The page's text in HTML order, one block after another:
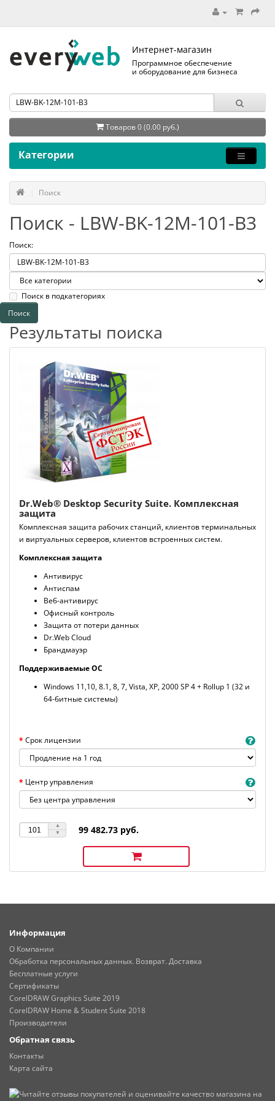
Интернет-магазин
Программное обеспечение
и оборудование для бизнеса
Товаров 0 (0.00 руб.)
Категории
Поиск
Поиск - LBW-BK-12M-101-B3
Поиск:
Поиск в подкатегориях
Результаты поиска
Dr.Web® Desktop Security Suite. Комплексная
защита
Комплексная защита рабочих станций, клиентов терминальных
и виртуальных серверов, клиентов встроенных систем.
Комплексная защита
Антивирус
Антиспам
Веб-антивирус
Офисный контроль
Защита от потери данных
Dr.Web Cloud
Брандмауэр
Поддерживаемые ОС
Windows 11,10, 8.1, 8, 7, Vista, XP, 2000 SP 4 + Rollup 1 (32 и
64-битные системы)
Срок лицензии
Центр управления
99 482.73 руб.
Информация
О Компании
Обработка персональных данных. Возврат. Доставка
Бесплатные услуги
Сертификаты
CorelDRAW Graphics Suite 2019
CorelDRAW Home & Student Suite 2018
Производители
Обратная связь
Контакты
Карта сайта